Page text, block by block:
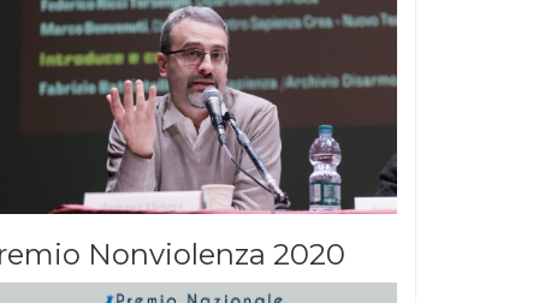
Nonviolenza 2020